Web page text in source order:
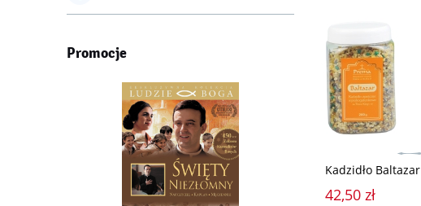
Promocje
Kadzidło Baltazar
42,50 zł